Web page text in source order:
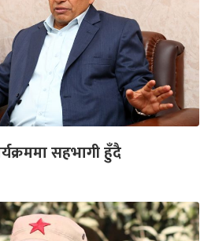
सहभागी हुँदै